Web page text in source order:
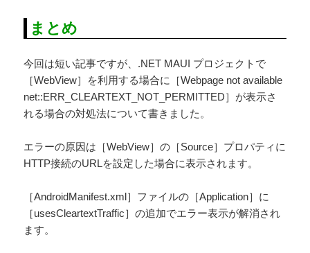
まとめ
今回は短い記事ですが、.NET MAUI プロジェクトで
［WebView］を利用する場合に［Webpage not available
net::ERR_CLEARTEXT_NOT_PERMITTED］が表示さ
れる場合の対処法について書きました。
エラーの原因は［WebView］の［Source］プロパティに
HTTP接続のURLを設定した場合に表示されます。
［AndroidManifest.xml］ファイルの［Application］に
［usesCleartextTraffic］の追加でエラー表示が解消され
ます。